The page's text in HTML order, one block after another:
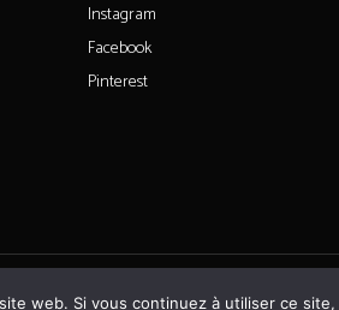
Instagram
Facebook
Pinterest
by the agencymade & archi
web. Si vous continuez à utiliser ce